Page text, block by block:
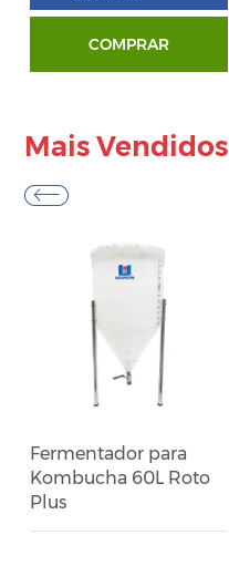
COMPRAR
Mais Vendidos
Fermentador para
Kombucha 60L Roto
Plus